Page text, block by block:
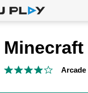
Minecraft
Arcade